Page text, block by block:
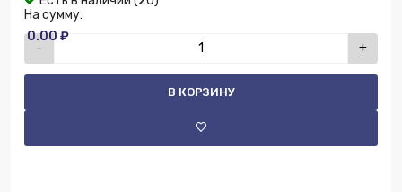
На сумму:
0.00 ₽
- +
В КОРЗИНУ